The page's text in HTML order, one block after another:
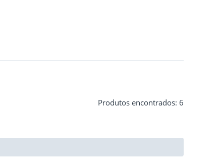
Produtos encontrados: 6